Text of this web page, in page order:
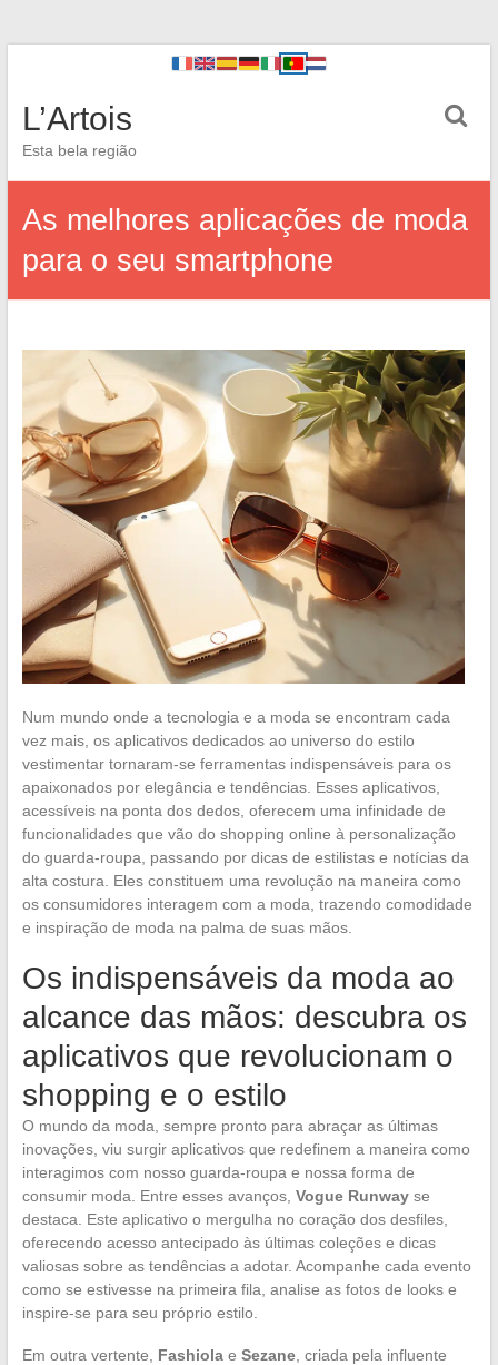
L’Artois
Esta bela região
As melhores aplicações de moda
para o seu smartphone
Num mundo onde a tecnologia e a moda se encontram cada
vez mais, os aplicativos dedicados ao universo do estilo
vestimentar tornaram-se ferramentas indispensáveis para os
apaixonados por elegância e tendências. Esses aplicativos,
acessíveis na ponta dos dedos, oferecem uma infinidade de
funcionalidades que vão do shopping online à personalização
do guarda-roupa, passando por dicas de estilistas e notícias da
alta costura. Eles constituem uma revolução na maneira como
os consumidores interagem com a moda, trazendo comodidade
e inspiração de moda na palma de suas mãos.
Os indispensáveis da moda ao
alcance das mãos: descubra os
aplicativos que revolucionam o
shopping e o estilo
O mundo da moda, sempre pronto para abraçar as últimas
inovações, viu surgir aplicativos que redefinem a maneira como
interagimos com nosso guarda-roupa e nossa forma de
consumir moda. Entre esses avanços, Vogue Runwayse
destaca. Este aplicativo o mergulha no coração dos desfiles,
oferecendo acesso antecipado às últimas coleções e dicas
valiosas sobre as tendências a adotar. Acompanhe cada evento
como se estivesse na primeira fila, analise as fotos de looks e
inspire-se para seu próprio estilo.
Em outra vertente, Fashiolae Sezane, criada pela influente